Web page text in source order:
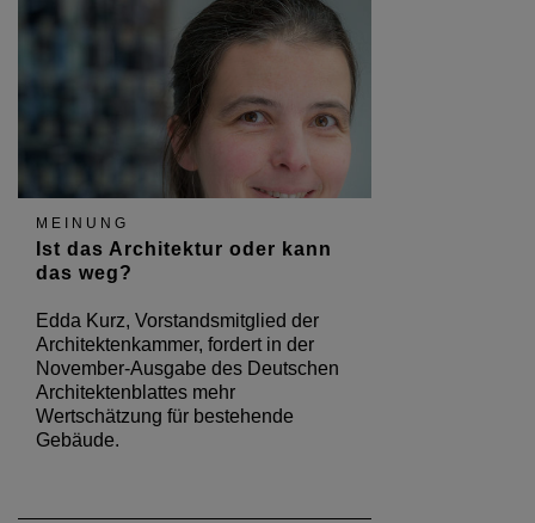
MEINUNG
Ist das Architektur oder kann
das weg?
Edda Kurz, Vorstandsmitglied der
Architektenkammer, fordert in der
November-Ausgabe des Deutschen
Architektenblattes mehr
Wertschätzung für bestehende
Gebäude.